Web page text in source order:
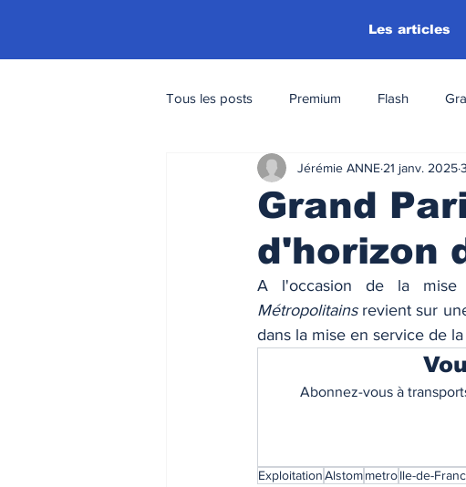
Les articles
Tous les posts Premium Flash
Grand
d'horizon
Jérémie ANNE 21 janv. 2025
A l'occasion de la mise
Métropolitains revient sur
dans la mise en service de
Abonnez-vous à
ExploitationAlstommetroIle-de-